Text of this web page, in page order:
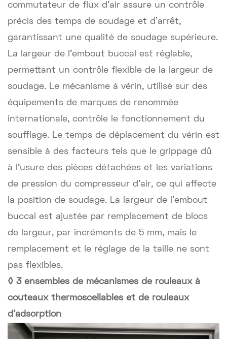
commutateur de flux d'air assure un contrôle
précis des temps de soudage et d'arrêt,
garantissant une qualité de soudage supérieure.
La largeur de l'embout buccal est réglable,
permettant un contrôle flexible de la largeur de
soudage. Le mécanisme à vérin, utilisé sur des
équipements de marques de renommée
internationale, contrôle le fonctionnement du
soufflage. Le temps de déplacement du vérin est
sensible à des facteurs tels que le grippage dû
à l'usure des pièces détachées et les variations
de pression du compresseur d'air, ce qui affecte
la position de soudage. La largeur de l'embout
buccal est ajustée par remplacement de blocs
de largeur, par incréments de 5 mm, mais le
remplacement et le réglage de la taille ne sont
pas flexibles.
◊ 3 ensembles de mécanismes de rouleaux à
couteaux thermoscellables et de rouleaux
d'adsorption